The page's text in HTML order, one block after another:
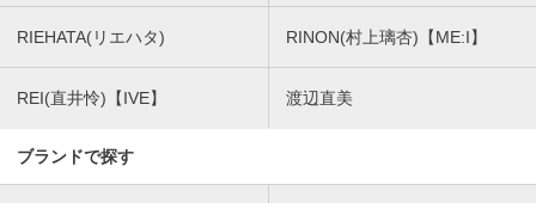
RIEHATA(リエハタ) RINON(村上璃杏)【ME:I】
REI(直井怜)【IVE】 渡辺直美
ブランドで探す